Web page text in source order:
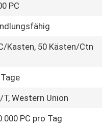
PC
Kasten, 50 Kästen/Ctn
T, Western Union
PC pro Tag